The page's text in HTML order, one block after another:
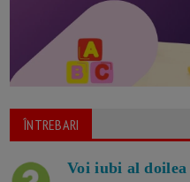
ÎNTREBARI
Voi iubi al